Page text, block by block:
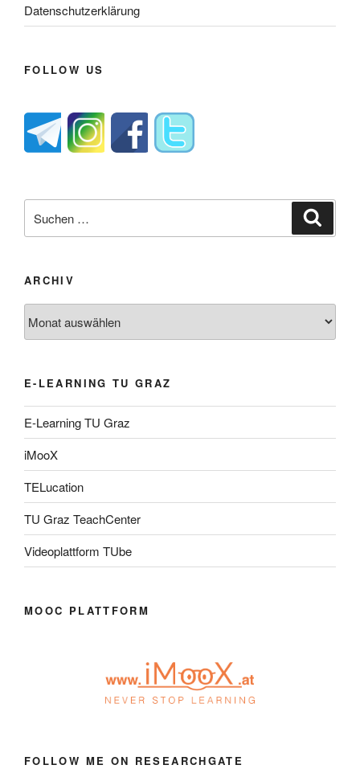
Datenschutzerklärung
FOLLOW US
nach:
ARCHIV
E-LEARNING TU GRAZ
E-Learning TU Graz
iMooX
TELucation
TU Graz TeachCenter
Videoplattform TUbe
MOOC PLATTFORM
FOLLOW ME ON RESEARCHGATE